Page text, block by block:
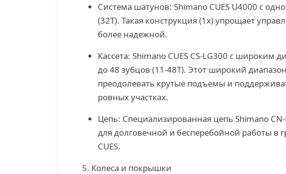
Система шатунов: Shimano CUES U4000 с
(32T). Такая конструкция (1x) упрощает
более надежной.
Кассета: Shimano CUES CS-LG300 с широким
до 48 зубцов (11-48Т). Этот широкий
преодолевать крутые подъемы и
ровных участках.
Цепь: Специализированная цепь Shimano
для долговечной и бесперебойной работы в
CUES.
5. Колеса и покрышки